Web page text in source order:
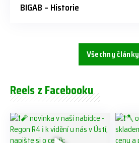
BIGAB – Historie
Všechny články
Reels z Facebooku